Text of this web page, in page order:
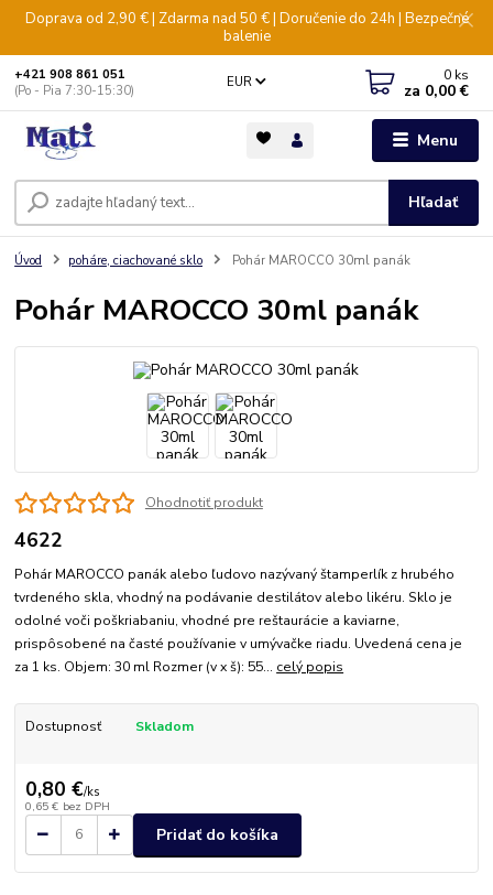
Doprava od 2,90 € | Zdarma nad 50 € | Doručenie do 24h | Bezpečné
balenie
Menu
EUR
Hľadať
+421 908 861 051
(Po - Pia 7:30-15:30)
0 ks
za 0,00 €
Úvod poháre, ciachované sklo Pohár MAROCCO 30ml panák
Pohár MAROCCO 30ml panák
Ohodnotiť produkt
4622
Pohár MAROCCO panák alebo ľudovo nazývaný štamperlík z hrubého
tvrdeného skla, vhodný na podávanie destilátov alebo likéru. Sklo je
odolné voči poškriabaniu, vhodné pre reštaurácie a kaviarne,
prispôsobené na časté používanie v umývačke riadu. Uvedená cena je
za 1 ks. Objem: 30 ml Rozmer (v x š): 55... celý popis
Dostupnosť Skladom
0,80 €/ks
0,65 € bez DPH
Pridať do košíka